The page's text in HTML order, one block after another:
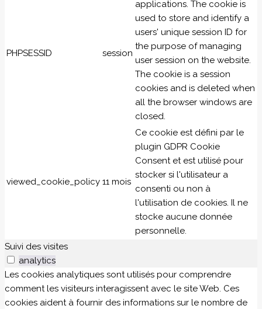
PHPSESSID session
applications. The cookie is
used to store and identify a
users' unique session ID for
the purpose of managing
user session on the website.
The cookie is a session
cookies and is deleted when
all the browser windows are
closed.
viewed_cookie_policy 11 mois
Ce cookie est défini par le
plugin GDPR Cookie
Consent et est utilisé pour
stocker si l'utilisateur a
consenti ou non à
l'utilisation de cookies. Il ne
stocke aucune donnée
personnelle.
Suivi des visites
analytics
Les cookies analytiques sont utilisés pour comprendre
comment les visiteurs interagissent avec le site Web. Ces
cookies aident à fournir des informations sur le nombre de